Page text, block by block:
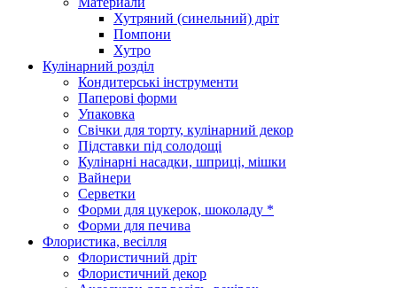
Хутряний (синельний) дріт
Помпони
Хутро
Кулінарний розділ
Кондитерські інструменти
Паперові форми
Упаковка
Свічки для торту, кулінарний декор
Підставки під солодощі
Кулінарні насадки, шприці, мішки
Вайнери
Серветки
Форми для цукерок, шоколаду *
Форми для печива
Флористика, весілля
Флористичний дріт
Флористичний декор